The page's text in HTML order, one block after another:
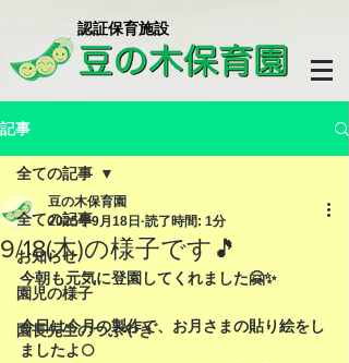
​認証保育施設
記事
全ての記事
お知らせ
園児の様子
園長先生のつぶやき
全ての記事
9/18(木)の様子です🎵
豆の木保育園
2025年9月18日 読了時間: 1分
今朝も元気に登園してくれました🤗✨
今日は今月の製作で、お月さまの貼り絵をし
ましたよ🌕